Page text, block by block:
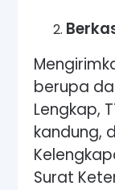
berupa
Lengkap,
kandung,
Surat